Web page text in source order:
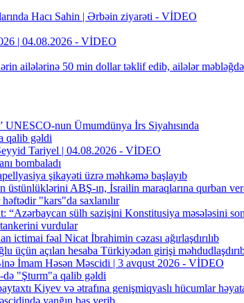
Hacı Sahin | Ərbəin ziyarəti - VİDEO
| 04.08.2026 - VİDEO
ailələrinə 50 min dollar təklif edib, ailələr
UNESCO-nun Ümumdünya İrs Siyahısında
qalib gəldi
Tariyel | 04.08.2026 - VİDEO
bombaladı
şikayəti üzrə məhkəmə başlayıb
üstünlüklərini ABŞ-ın, İsrailin maraqlarına qurban
"kars"da saxlanılır
“Azərbaycan sülh sazişini Konstitusiya məsələsini
vurdular
ictimai fəal Nicat İbrahimin cəzası ağırlaşdırılıb
üçün açılan hesaba Türkiyədən girişi
İmam Həsən Məscidi | 3 avqust 2026 - VİDEO
"Şturm"a qalib gəldi
Kiyev və ətrafına genişmiqyaslı hücumlar
yanğın baş verib